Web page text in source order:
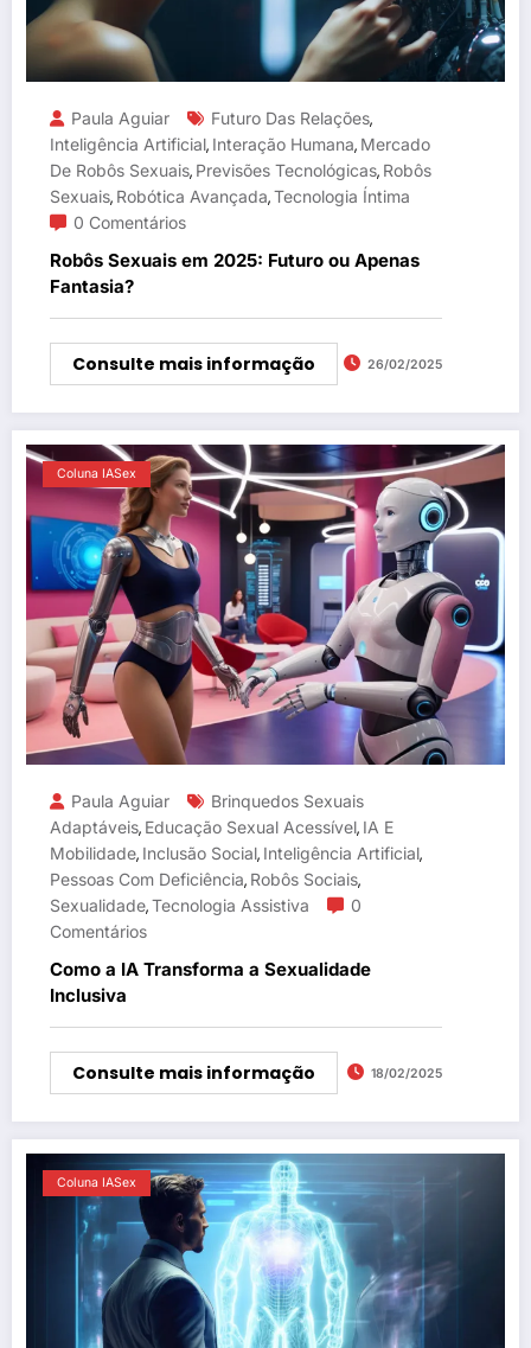
Paula Aguiar Futuro Das Relações,
Inteligência Artificial, Interação Humana, Mercado
De Robôs Sexuais, Previsões Tecnológicas, Robôs
Sexuais, Robótica Avançada,Tecnologia Íntima
0 Comentários
Robôs Sexuais em 2025: Futuro ou Apenas
Fantasia?
Consulte mais informação 26/02/2025
Coluna IASex
Paula Aguiar
Brinquedos Sexuais
Adaptáveis, Educação Sexual Acessível, IA E
Mobilidade, Inclusão Social, Inteligência Artificial,
Pessoas Com Deficiência, Robôs Sociais,
Sexualidade,Tecnologia Assistiva
0
Comentários
Como a IA Transforma a Sexualidade
Inclusiva
Consulte mais informação 18/02/2025
Coluna IASex